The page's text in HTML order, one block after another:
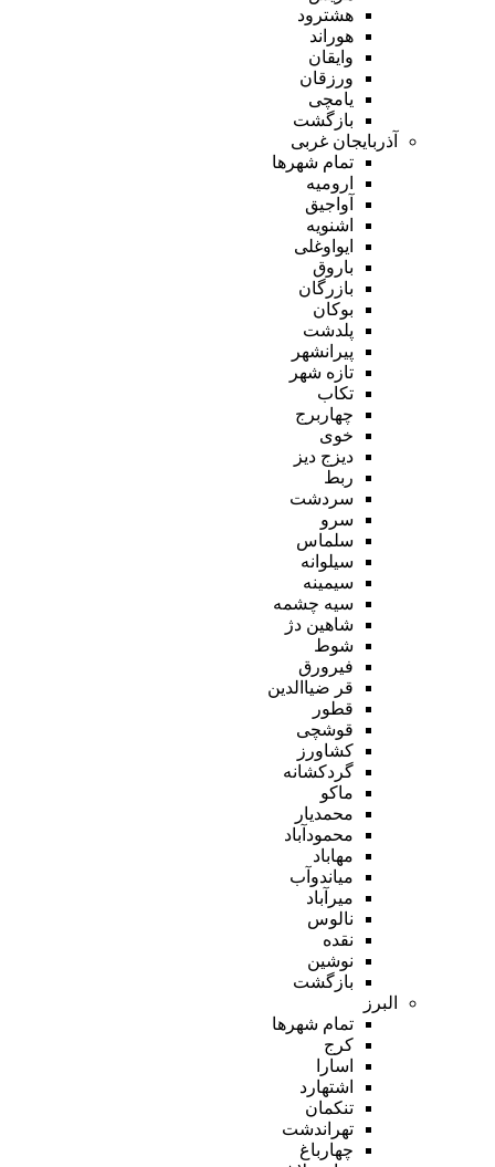
هشترود
هوراند
وایقان
ورزقان
یامچی
بازگشت
آذربایجان غربی
تمام شهر‌ها
ارومیه
آواجیق
اشنویه
ایواوغلی
باروق
بازرگان
بوکان
پلدشت
پیرانشهر
تازه شهر
تکاب
چهاربرج
خوی
دیزج دیز
ربط
سردشت
سرو
سلماس
سیلوانه
سیمینه
سیه چشمه
شاهین دژ
شوط
فیرورق
قر ضیاالدین
قطور
قوشچی
کشاورز
گردکشانه
ماکو
محمدیار
محمودآباد
مهاباد
میاندوآب
میرآباد
نالوس
نقده
نوشین
بازگشت
البرز
تمام شهر‌ها
کرج
اسارا
اشتهارد
تنکمان
تهراندشت
چهارباغ